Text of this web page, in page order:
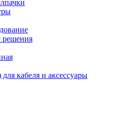
решения
кабеля и аксессуары